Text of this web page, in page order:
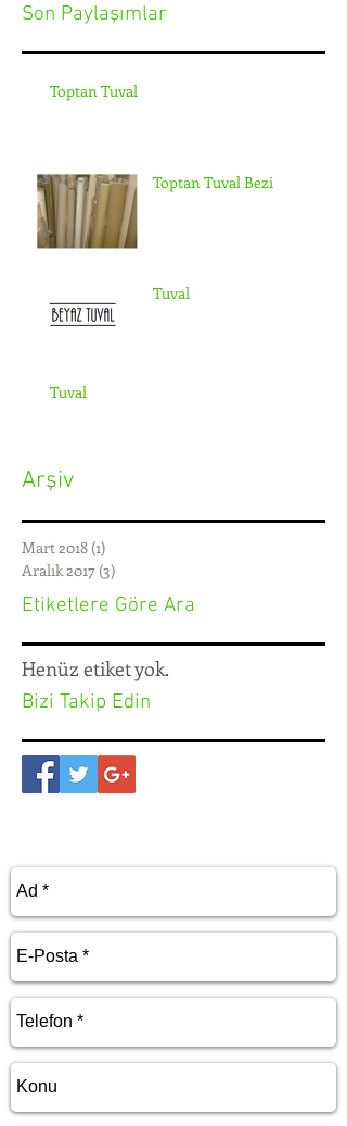
Son Paylaşımlar
Toptan Tuval
Toptan Tuval Bezi
Tuval
Tuval
Arşiv
Mart 2018 (1)
Aralık 2017 (3)
Etiketlere Göre Ara
Henüz etiket yok.
Bizi Takip Edin